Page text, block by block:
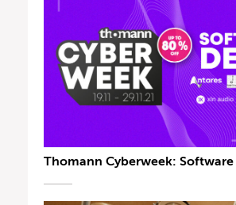
Thomann Cyberweek: Software